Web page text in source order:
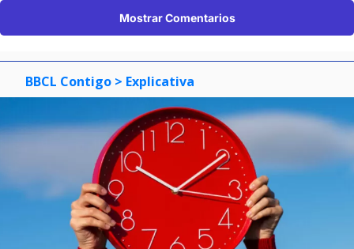
Mostrar Comentarios
BBCL Contigo > Explicativa